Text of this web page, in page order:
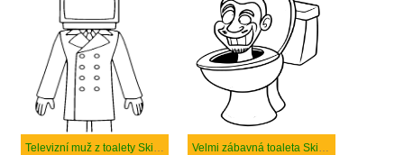
Televizní muž z toalety Skibidi Velmi zábavná toaleta Skibidi